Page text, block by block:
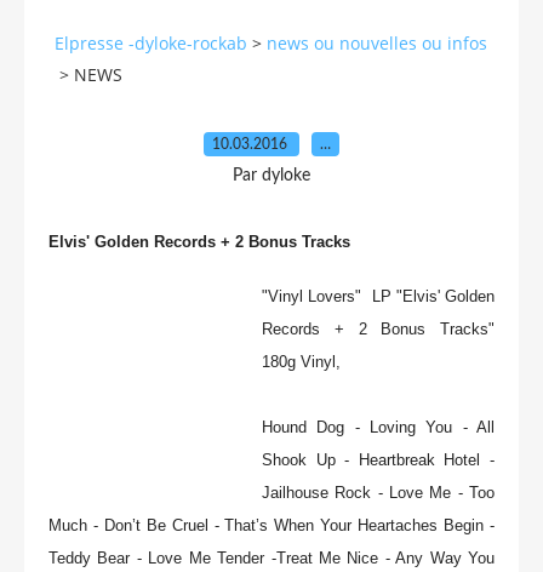
Elpresse -dyloke-rockab > news ou nouvelles ou infos
> NEWS
10.03.2016 …
Par dyloke
Elvis' Golden Records + 2 Bonus Tracks
"Vinyl Lovers" LP "Elvis' Golden
Records + 2 Bonus Tracks"
180g Vinyl,
Hound Dog - Loving You - All
Shook Up - Heartbreak Hotel -
Jailhouse Rock - Love Me - Too
Much - Don’t Be Cruel - That’s When Your Heartaches Begin -
Teddy Bear - Love Me Tender -Treat Me Nice - Any Way You